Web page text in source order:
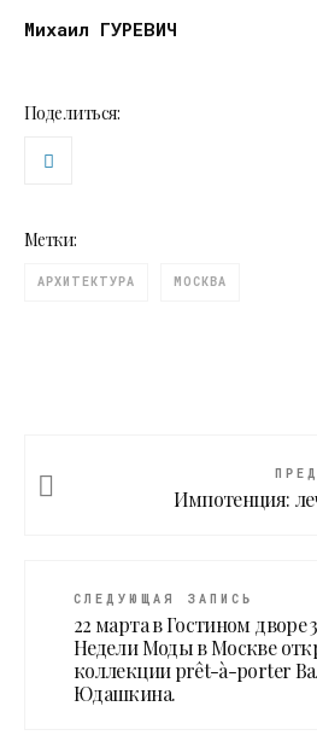
Михаил ГУРЕВИЧ
Поделиться:
Метки:
АРХИТЕКТУРА МОСКВА
Импотенция:
СЛЕДУЮЩАЯ ЗАПИСЬ
22 марта в Гостином дворе
Недели Моды в Москве
коллекции prêt-à-porter
Юдашкина.